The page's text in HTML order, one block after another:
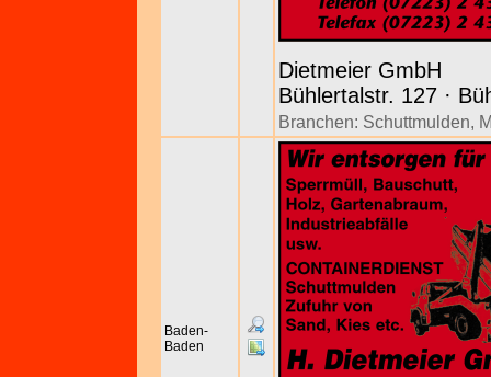
Dietmeier GmbH
Bühlertalstr. 127 ·
Branchen: Schuttmulden,
Baden-
Baden